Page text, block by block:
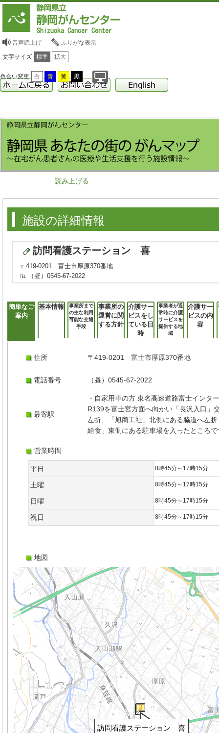
音声読上げ ふりがな表示
文字サイズ 標準 拡大
色合い変更 白 青 黄 黒
読み上げる
施設の詳細情報
訪問看護ステーション 喜
〒419-0201 富士市厚原370番地
℡ （昼）0545-67-2022
簡単なご
案内
基本情報
事業所まで
の主な利用
可能な交通
手段
事業所の
運営に関
する方針
介護サー
ビスをし
ている日
時
事業者が通
常時に介護
サービスを
提供する地
域
介護サー
ビスの内
容
住所 〒419-0201 富士市厚原370番地
電話番号 （昼）0545-67-2022
最寄駅
・自家用車の方 東名高速道路富士インタ
R139を富士宮方面へ向かい「長沢入口」
左折、「旭商工社」北側にある脇道へ左
給食」東側にある駐車場を入ったところ
営業時間
平日 8時45分～17時15分
土曜 8時45分～17時15分
日曜 8時45分～17時15分
祝日 8時45分～17時15分
地図
訪問看護ステーション 喜